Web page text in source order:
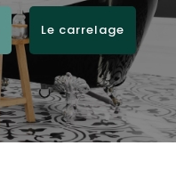
Le carrelage